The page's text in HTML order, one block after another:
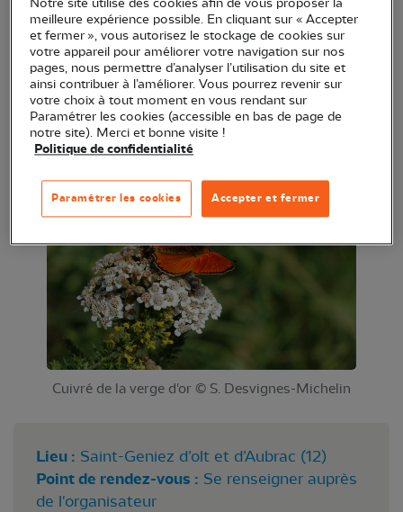
la journée au rythme tranquille de la découverte
des papillons d’altitude et des milieux humides
encore préservés.
Dénivelé 300 m maximum. Prévoir de bonnes
chaussures et un pique-nique tiré du sac.
Cuivré de la verge d'or © S. Desvignes-Michelin
Lieu : Saint-Geniez d’olt et d’Aubrac (12)
Point de rendez-vous : Se renseigner auprès
de l'organisateur
Notre site utilise des cookies afin de vous proposer la
meilleure expérience possible. En cliquant sur « Accepter
et fermer », vous autorisez le stockage de cookies sur
votre appareil pour améliorer votre navigation sur nos
pages, nous permettre d’analyser l’utilisation du site et
ainsi contribuer à l’améliorer. Vous pourrez revenir sur
votre choix à tout moment en vous rendant sur
Paramétrer les cookies (accessible en bas de page de
notre site). Merci et bonne visite !
Politique de confidentialité
Accepter et fermer
Paramétrer les cookies